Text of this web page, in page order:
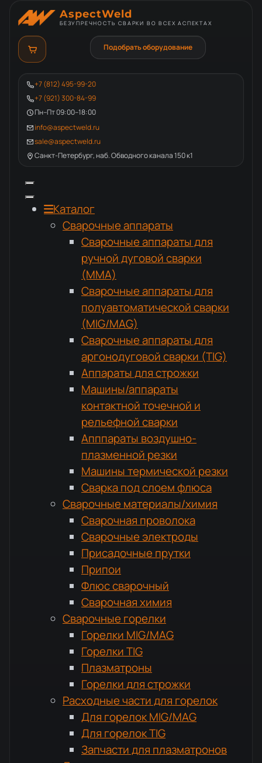
AspectWeld
БЕЗУПРЕЧНОСТЬ СВАРКИ ВО ВСЕХ АСПЕКТАХ
+7 (812) 495-99-20
+7 (921) 300-84-99
Пн–Пт 09:00–18:00
info@aspectweld.ru
sale@aspectweld.ru
Санкт-Петербург, наб. Обводного канала 150 к1
Подобрать оборудование
Каталог
Сварочные аппараты
Сварочные аппараты для
ручной дуговой сварки
(MMA)
Сварочные аппараты для
полуавтоматической сварки
(MIG/MAG)
Сварочные аппараты для
аргонодуговой сварки (TIG)
Аппараты для строжки
Машины/аппараты
контактной точечной и
рельефной сварки
Апппараты воздушно-
плазменной резки
Машины термической резки
Сварка под слоем флюса
Сварочные материалы/химия
Сварочная проволока
Сварочные электроды
Присадочные прутки
Припои
Флюс сварочный
Сварочная химия
Сварочные горелки
Горелки MIG/MAG
Горелки TIG
Плазматроны
Горелки для строжки
Расходные части для горелок
Для горелок MIG/MAG
Для горелок TIG
Запчасти для плазматронов